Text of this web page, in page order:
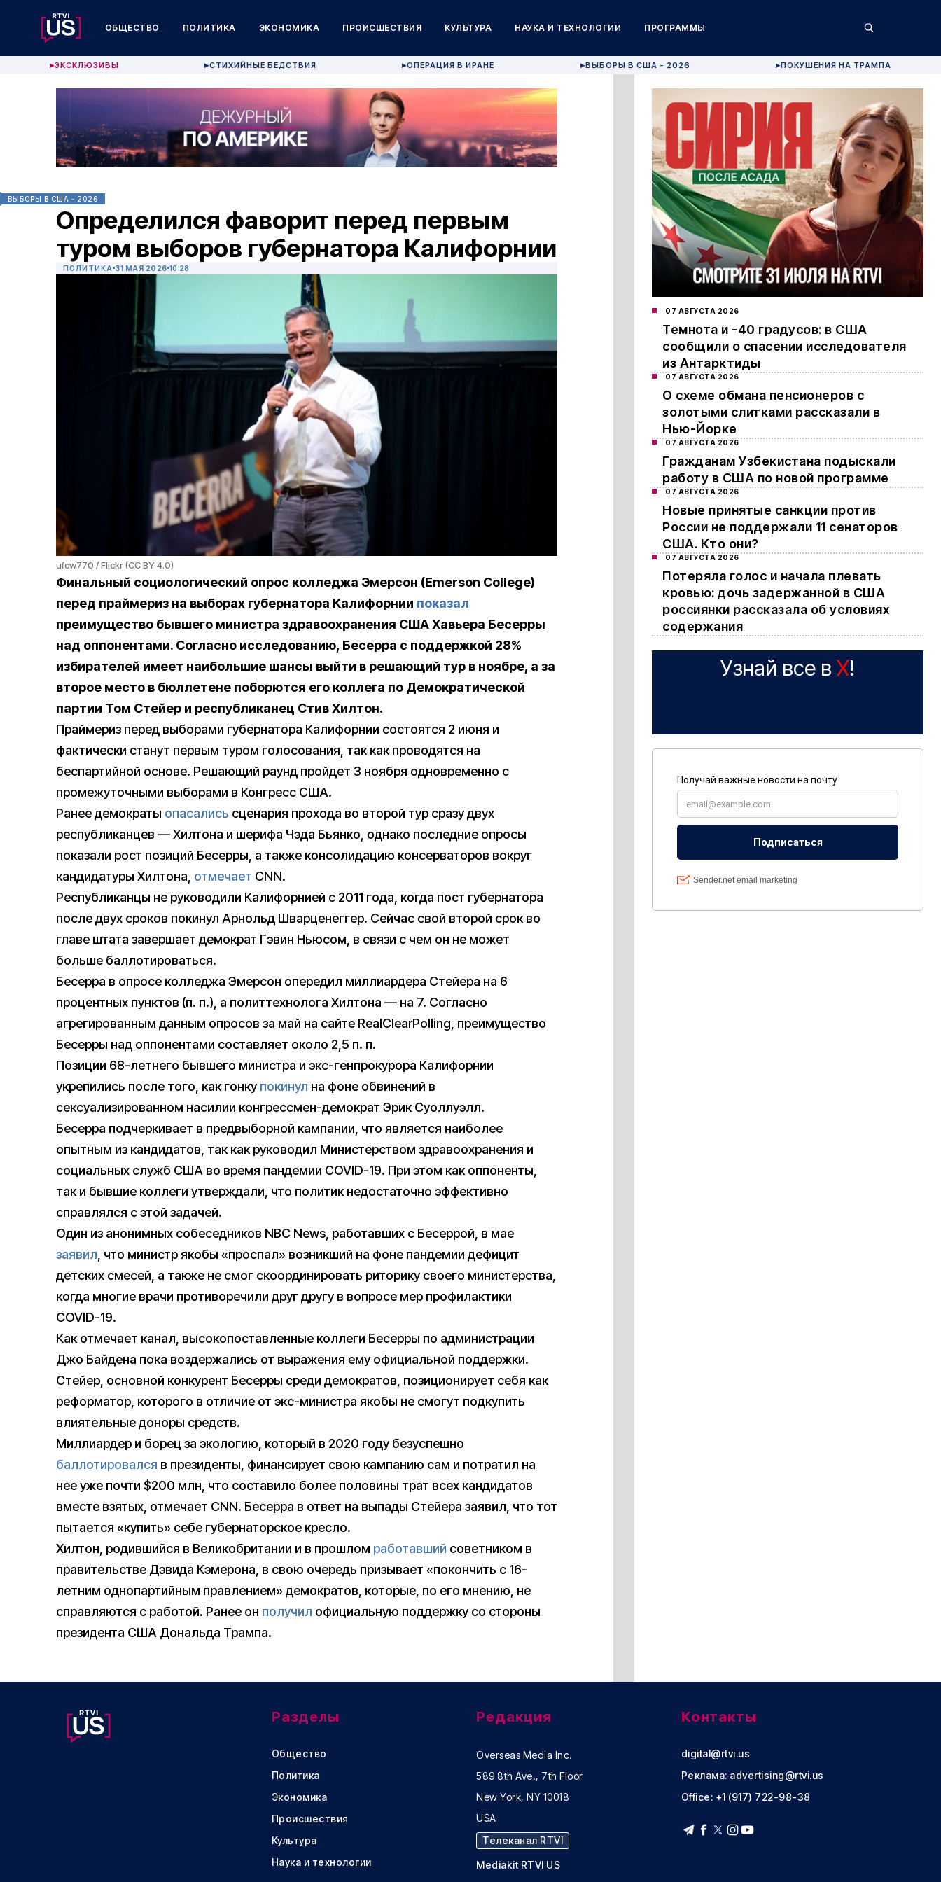
ОБЩЕСТВО ПОЛИТИКА ЭКОНОМИКА ПРОИСШЕСТВИЯ КУЛЬТУРА НАУКА И ТЕХНОЛОГИИ ПРОГРАММЫ
▶ЭКСКЛЮЗИВЫ ▶СТИХИЙНЫЕ БЕДСТВИЯ ▶ОПЕРАЦИЯ В ИРАНЕ ▶ВЫБОРЫ В США - 2026 ▶ПОКУШЕНИЯ НА ТРАМПА
ВЫБОРЫ В США - 2026
Определился фаворит перед первым
туром выборов губернатора Калифорнии
ПОЛИТИКА 31 МАЯ 2026 10:28
ufcw770 / Flickr (CC BY 4.0)
Финальный социологический опрос колледжа Эмерсон (Emerson College)
перед праймериз на выборах губернатора Калифорнии показал
преимущество бывшего министра здравоохранения США Хавьера Бесерры
над оппонентами. Согласно исследованию, Бесерра с поддержкой 28%
избирателей имеет наибольшие шансы выйти в решающий тур в ноябре, а за
второе место в бюллетене поборются его коллега по Демократической
партии Том Стейер и республиканец Стив Хилтон.
Праймериз перед выборами губернатора Калифорнии состоятся 2 июня и
фактически станут первым туром голосования, так как проводятся на
беспартийной основе. Решающий раунд пройдет 3 ноября одновременно с
промежуточными выборами в Конгресс США.
Ранее демократы опасались сценария прохода во второй тур сразу двух
республиканцев — Хилтона и шерифа Чэда Бьянко, однако последние опросы
показали рост позиций Бесерры, а также консолидацию консерваторов вокруг
кандидатуры Хилтона, отмечает CNN.
Республиканцы не руководили Калифорнией с 2011 года, когда пост губернатора
после двух сроков покинул Арнольд Шварценеггер. Сейчас свой второй срок во
главе штата завершает демократ Гэвин Ньюсом, в связи с чем он не может
больше баллотироваться.
Бесерра в опросе колледжа Эмерсон опередил миллиардера Стейера на 6
процентных пунктов (п. п.), а политтехнолога Хилтона — на 7. Согласно
агрегированным данным опросов за май на сайте RealClearPolling, преимущество
Бесерры над оппонентами составляет около 2,5 п. п.
Позиции 68-летнего бывшего министра и экс-генпрокурора Калифорнии
укрепились после того, как гонкупокинул на фоне обвинений в
сексуализированном насилии конгрессмен-демократ Эрик Суоллуэлл.
Бесерра подчеркивает в предвыборной кампании, что является наиболее
опытным из кандидатов, так как руководил Министерством здравоохранения и
социальных служб США во время пандемии COVID-19. При этом как оппоненты,
так и бывшие коллеги утверждали, что политик недостаточно эффективно
справлялся с этой задачей.
Один из анонимных собеседников NBC News, работавших с Бесеррой, в мае
заявил, что министр якобы «проспал» возникший на фоне пандемии дефицит
детских смесей, а также не смог скоординировать риторику своего министерства,
когда многие врачи противоречили друг другу в вопросе мер профилактики
COVID-19.
Как отмечает канал, высокопоставленные коллеги Бесерры по администрации
Джо Байдена пока воздержались от выражения ему официальной поддержки.
Стейер, основной конкурент Бесерры среди демократов, позиционирует себя как
реформатор, которого в отличие от экс-министра якобы не смогут подкупить
влиятельные доноры средств.
Миллиардер и борец за экологию, который в 2020 году безуспешно
баллотировался в президенты, финансирует свою кампанию сам и потратил на
нее уже почти $200 млн, что составило более половины трат всех кандидатов
вместе взятых, отмечает CNN. Бесерра в ответ на выпады Стейера заявил, что тот
пытается «купить» себе губернаторское кресло.
Хилтон, родившийся в Великобритании и в прошлом работавший советником в
правительстве Дэвида Кэмерона, в свою очередь призывает «покончить с 16-
летним однопартийным правлением» демократов, которые, по его мнению, не
справляются с работой. Ранее он получил официальную поддержку со стороны
президента США Дональда Трампа.
07 АВГУСТА 2026
Темнота и -40 градусов: в США
сообщили о спасении исследователя
из Антарктиды
07 АВГУСТА 2026
О схеме обмана пенсионеров с
золотыми слитками рассказали в
Нью-Йорке
07 АВГУСТА 2026
Гражданам Узбекистана подыскали
работу в США по новой программе
07 АВГУСТА 2026
Новые принятые санкции против
России не поддержали 11 сенаторов
США. Кто они?
07 АВГУСТА 2026
Потеряла голос и начала плевать
кровью: дочь задержанной в США
россиянки рассказала об условиях
содержания
Узнай все в X!
Разделы
Общество
Политика
Экономика
Происшествия
Культура
Наука и технологии
Редакция
Overseas Media Inc.
589 8th Ave., 7th Floor
New York, NY 10018
USA
Телеканал RTVI
Mediakit RTVI US
Контакты
digital@rtvi.us
Реклама: advertising@rtvi.us
Office: +1 (917) 722-98-38